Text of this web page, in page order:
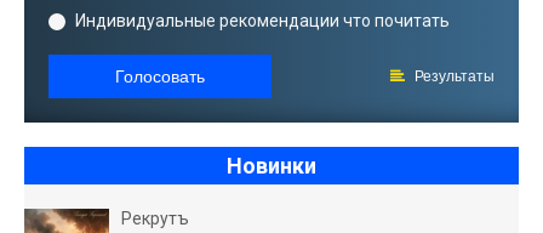
Индивидуальные рекомендации что почитать
Голосовать Результаты
Новинки
Рекрутъ